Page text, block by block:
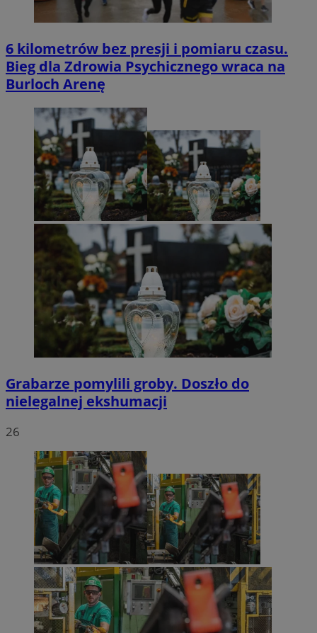
6 kilometrów bez presji i pomiaru czasu.
Bieg dla Zdrowia Psychicznego wraca na
Burloch Arenę
Grabarze pomylili groby. Doszło do
nielegalnej ekshumacji
26